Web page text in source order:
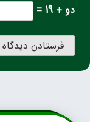
دو + 19 =